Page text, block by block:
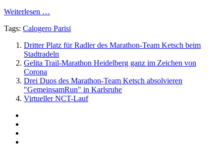
Weiterlesen …
Tags: Calogero Parisi
Dritter Platz für Radler des Marathon-Team Ketsch beim
Stadtradeln
Gelita Trail-Marathon Heidelberg ganz im Zeichen von
Corona
Drei Duos des Marathon-Team Ketsch absolvieren
"GemeinsamRun" in Karlsruhe
Virtueller NCT-Lauf